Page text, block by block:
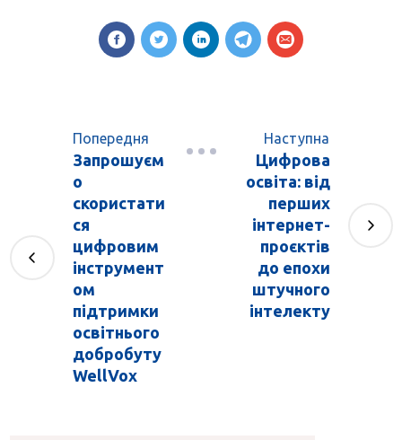
Попередня
Запрошуєм
о
скористати
ся
цифровим
інструмент
ом
підтримки
освітнього
добробуту
WellVox
Наступна
Цифрова
освіта: від
перших
інтернет-
проєктів
до епохи
штучного
інтелекту